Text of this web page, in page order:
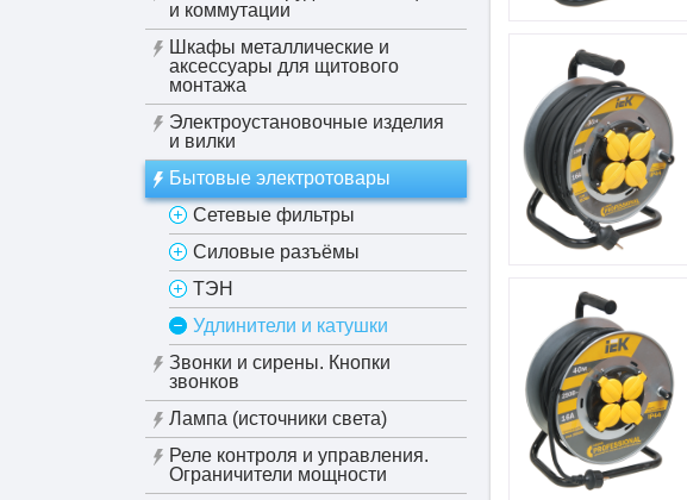
и коммутации
Шкафы металлические и
аксессуары для щитового
монтажа
Электроустановочные изделия
и вилки
Бытовые электротовары
Сетевые фильтры
Силовые разъёмы
ТЭН
Удлинители и катушки
Звонки и сирены. Кнопки
звонков
Лампа (источники света)
Реле контроля и управления.
Ограничители мощности